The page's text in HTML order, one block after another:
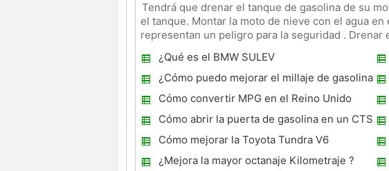
Tendrá que drenar el tanque de gasolina de su
el tanque. Montar la moto de nieve con el agua
representan un peligro para la seguridad .
¿Qué es el BMW SULEV
¿Cómo puedo mejorar el millaje de gasolina
en una Silverado 1995?
Cómo convertir MPG en el Reino Unido
Cómo abrir la puerta de gasolina en un CTS
2004
Cómo mejorar la Toyota Tundra V6
rendimiento de la gasolina
¿Mejora la mayor octanaje Kilometraje ?